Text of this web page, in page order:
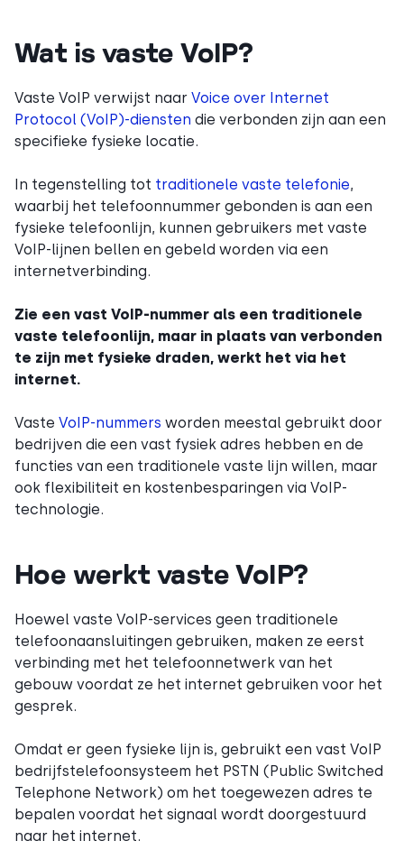
Wat is vaste VoIP?
Vaste VoIP verwijst naar Voice over Internet
Protocol (VoIP)-diensten die verbonden zijn aan een
specifieke fysieke locatie.
In tegenstelling tot traditionele vaste telefonie,
waarbij het telefoonnummer gebonden is aan een
fysieke telefoonlijn, kunnen gebruikers met vaste
VoIP-lijnen bellen en gebeld worden via een
internetverbinding.
Zie een vast VoIP-nummer als een traditionele
vaste telefoonlijn, maar in plaats van verbonden
te zijn met fysieke draden, werkt het via het
internet.
Vaste VoIP-nummers worden meestal gebruikt door
bedrijven die een vast fysiek adres hebben en de
functies van een traditionele vaste lijn willen, maar
ook flexibiliteit en kostenbesparingen via VoIP-
technologie.
Hoe werkt vaste VoIP?
Hoewel vaste VoIP-services geen traditionele
telefoonaansluitingen gebruiken, maken ze eerst
verbinding met het telefoonnetwerk van het
gebouw voordat ze het internet gebruiken voor het
gesprek.
Omdat er geen fysieke lijn is, gebruikt een vast VoIP
bedrijfstelefoonsysteem het PSTN (Public Switched
Telephone Network) om het toegewezen adres te
bepalen voordat het signaal wordt doorgestuurd
naar het internet.